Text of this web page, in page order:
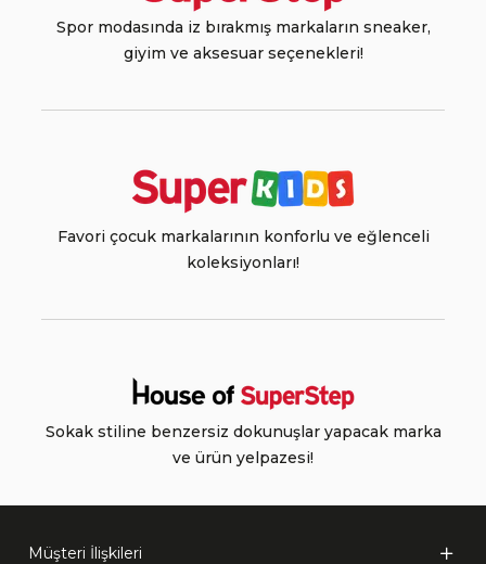
Spor modasında iz bırakmış markaların sneaker,
giyim ve aksesuar seçenekleri!
Favori çocuk markalarının konforlu ve eğlenceli
koleksiyonları!
Sokak stiline benzersiz dokunuşlar yapacak marka
ve ürün yelpazesi!
Müşteri İlişkileri